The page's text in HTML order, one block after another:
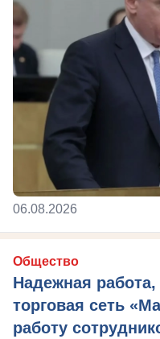
06.08.2026
Общество
Надежная работа,
торговая сеть
работу